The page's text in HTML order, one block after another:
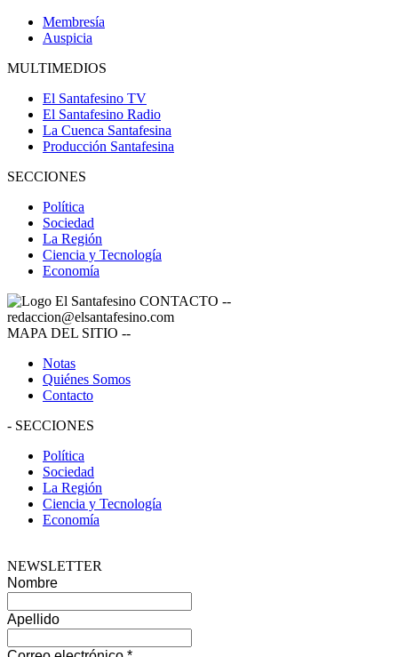
Membresía
Auspicia
MULTIMEDIOS
El Santafesino TV
El Santafesino Radio
La Cuenca Santafesina
Producción Santafesina
SECCIONES
Política
Sociedad
La Región
Ciencia y Tecnología
Economía
CONTACTO --
redaccion@elsantafesino.com
MAPA DEL SITIO --
Notas
Quiénes Somos
Contacto
- SECCIONES
Política
Sociedad
La Región
Ciencia y Tecnología
Economía
NEWSLETTER
Nombre
Apellido